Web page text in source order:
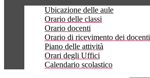
Ubicazione delle aule
Orario delle classi
Orario docenti
Orario di ricevimento dei docenti
Piano delle attività
Orari degli Uffici
Calendario scolastico